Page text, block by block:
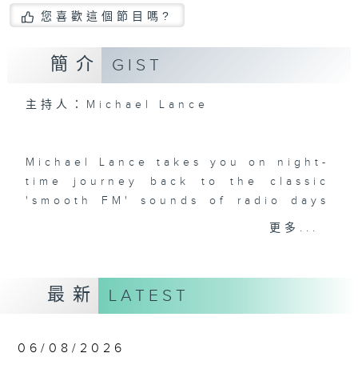
您喜歡這個節目嗎?
簡介 GIST
主持人：Michael Lance
Michael Lance takes you on night-
time journey back to the classic
'smooth FM' sounds of radio days
gone by. Join him every weekday
Michael Lance.Listen to the
soulful melodies of R&B, soft rock
ballads that defined a generation,
that keep our hearts beating in
更多...
最新 LATEST
06/08/2026